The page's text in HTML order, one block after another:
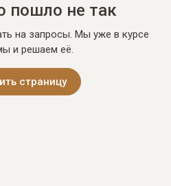
пошло не так
на запросы. Мы уже в курсе
и решаем её.
страницу